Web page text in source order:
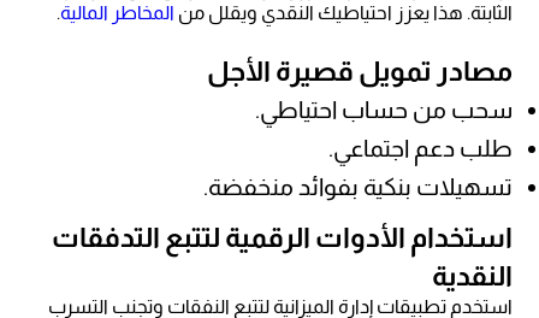
الثابتة. هذا يعزز احتياطيك النقدي ويقلل من المخاطر المالية.
مصادر تمويل قصيرة الأجل
سحب من حساب احتياطي.
طلب دعم اجتماعي.
تسهيلات بنكية بفوائد منخفضة.
استخدام الأدوات الرقمية لتتبع التدفقات
النقدية
استخدم تطبيقات إدارة الميزانية لتتبع النفقات وتجنب التسرب